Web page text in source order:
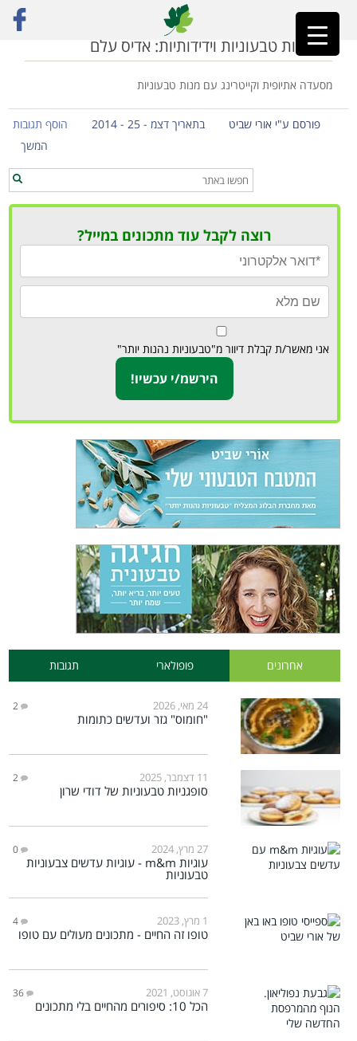
ראשי»מסעדה באשדוד
מסעדות טבעוניות וידידותיות: אדיס עלם
מסעדה אתיופית וקייטרינג עם מנות טבעוניות
פורסם ע"י אורי שביט בתאריך דצמ - 25 - 2014
הוסף תגובות
המשך
רוצה לקבל עוד מתכונים במייל?
אני מאשר/ת קבלת דיוור מ"טבעוניות נהנות יותר"
אחרונים פופולארי תגובות
24 מאי, 2026 2
"חומוס" גזר ועדשים כתומות
11 דצמבר, 2025 2
סופגניות טבעוניות של דודי שרון
27 מרץ, 2024 0
עוגיות m&m - עוגיות עדשים צבעוניות
טבעוניות
1 מרץ, 2023 4
טופו זה החיים - מתכונים מעולים עם טופו
7 אוגוסט, 2021 36
הכל 10: סיפורים מהחיים בלי מתכונים